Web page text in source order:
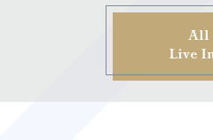
All
Live